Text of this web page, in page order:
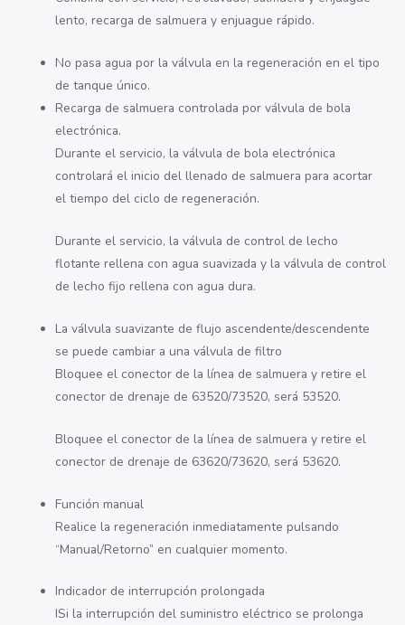
lento, recarga de salmuera y enjuague rápido.
No pasa agua por la válvula en la regeneración en el tipo
de tanque único.
Recarga de salmuera controlada por válvula de bola
electrónica.
Durante el servicio, la válvula de bola electrónica
controlará el inicio del llenado de salmuera para acortar
el tiempo del ciclo de regeneración.
Durante el servicio, la válvula de control de lecho
flotante rellena con agua suavizada y la válvula de control
de lecho fijo rellena con agua dura.
La válvula suavizante de flujo ascendente/descendente
se puede cambiar a una válvula de filtro
Bloquee el conector de la línea de salmuera y retire el
conector de drenaje de 63520/73520, será 53520.
Bloquee el conector de la línea de salmuera y retire el
conector de drenaje de 63620/73620, será 53620.
Función manual
Realice la regeneración inmediatamente pulsando
“Manual/Retorno” en cualquier momento.
Indicador de interrupción prolongada
ISi la interrupción del suministro eléctrico se prolonga